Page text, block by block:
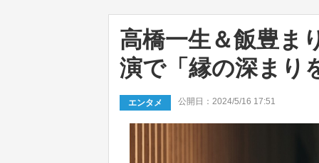
高橋一生＆飯豊
演で「縁の深まり
エンタメ 公開日：2024/5/16 17:51